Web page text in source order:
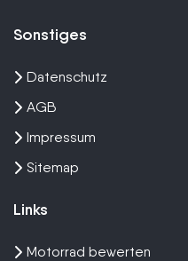
Sonstiges
Datenschutz
AGB
Impressum
Sitemap
Links
Motorrad bewerten